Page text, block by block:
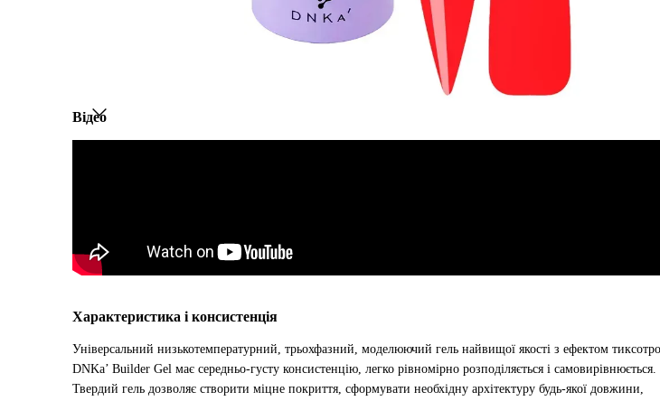
Відео
Характеристика і консистенція
Універсальний низькотемпературний, трьохфазний, моделюючий гель найвищої якості з ефектом
DNKa’ Builder Gel має середньо-густу консистенцію, легко рівномірно розподіляється і самовирівнюється.
Твердий гель дозволяє створити міцне покриття, сформувати необхідну архітектуру будь-якої довжини,